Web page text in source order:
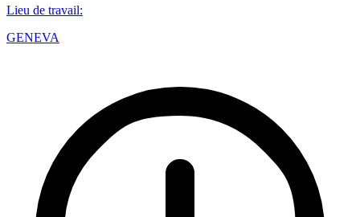
Lieu de travail:
GENEVA